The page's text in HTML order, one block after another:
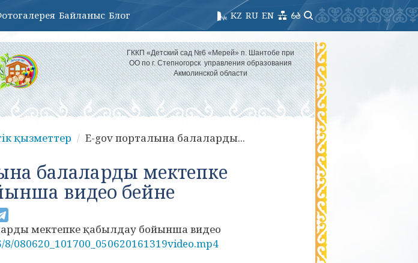
Байланыс Блог EN
RU
KZ
ГККП «Детский сад №6 «Мерей» п. Шантобе при
ОО по г. Степногорск управления образования
Акмолинской области
қызметтер E-gov порталына балаларды...
балаларды мектепке
видео бейне
мектепке қабылдау бойынша видео
080620_101700_050620161319video.mp4